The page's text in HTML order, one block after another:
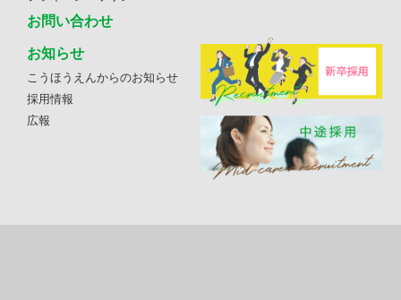
お問い合わせ
お知らせ
こうほうえんからのお知らせ
採用情報
広報